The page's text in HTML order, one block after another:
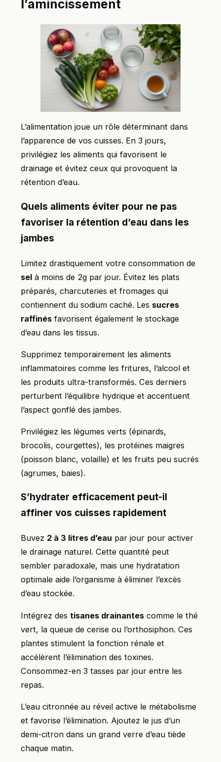
l’amincissement
L’alimentation joue un rôle déterminant dans
l’apparence de vos cuisses. En 3 jours,
privilégiez les aliments qui favorisent le
drainage et évitez ceux qui provoquent la
rétention d’eau.
Quels aliments éviter pour ne pas
favoriser la rétention d’eau dans les
jambes
Limitez drastiquement votre consommation de
sel à moins de 2g par jour. Évitez les plats
préparés, charcuteries et fromages qui
contiennent du sodium caché. Les sucres
raffinés favorisent également le stockage
d’eau dans les tissus.
Supprimez temporairement les aliments
inflammatoires comme les fritures, l’alcool et
les produits ultra-transformés. Ces derniers
perturbent l’équilibre hydrique et accentuent
l’aspect gonflé des jambes.
Privilégiez les légumes verts (épinards,
brocolis, courgettes), les protéines maigres
(poisson blanc, volaille) et les fruits peu sucrés
(agrumes, baies).
S’hydrater efficacement peut-il
affiner vos cuisses rapidement
Buvez 2 à 3 litres d’eau par jour pour activer
le drainage naturel. Cette quantité peut
sembler paradoxale, mais une hydratation
optimale aide l’organisme à éliminer l’excès
d’eau stockée.
Intégrez des tisanes drainantes comme le thé
vert, la queue de cerise ou l’orthosiphon. Ces
plantes stimulent la fonction rénale et
accélèrent l’élimination des toxines.
Consommez-en 3 tasses par jour entre les
repas.
L’eau citronnée au réveil active le métabolisme
et favorise l’élimination. Ajoutez le jus d’un
demi-citron dans un grand verre d’eau tiède
chaque matin.